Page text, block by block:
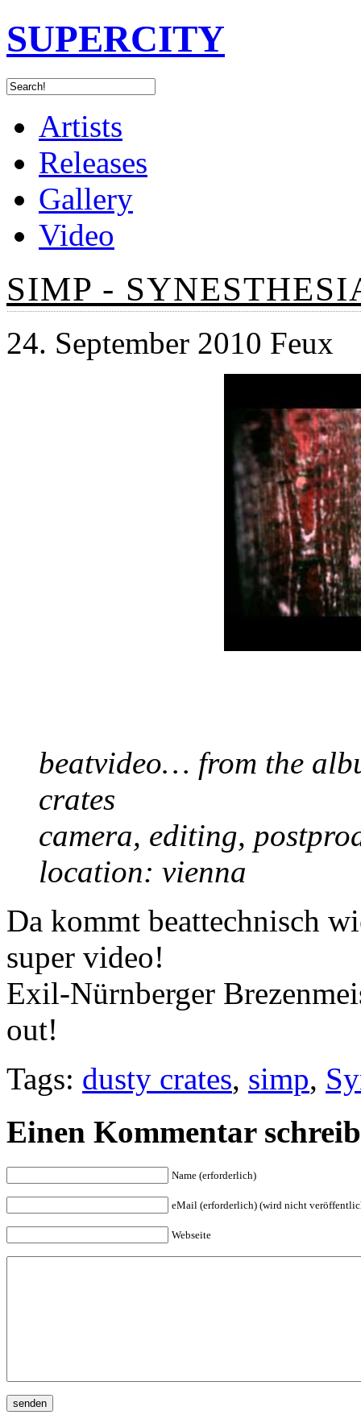
SUPERCITY
Artists
Releases
Gallery
Video
SIMP -
24. September 2010 Feux
beatvideo… from the
crates
camera, editing,
location: vienna
Da kommt beattechnisch
super video!
Exil-Nürnberger
out!
Tags: dusty crates, simp,
Einen Kommentar
Name (erforderlich)
eMail (erforderlich) (wird nicht
Webseite